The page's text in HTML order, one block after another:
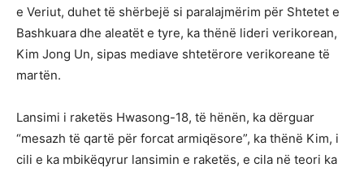
e Veriut, duhet të shërbejë si paralajmërim për Shtetet e
Bashkuara dhe aleatët e tyre, ka thënë lideri verikorean,
Kim Jong Un, sipas mediave shtetërore verikoreane të
martën.
Lansimi i raketës Hwasong-18, të hënën, ka dërguar
“mesazh të qartë për forcat armiqësore”, ka thënë Kim, i
cili e ka mbikëqyrur lansimin e raketës, e cila në teori ka